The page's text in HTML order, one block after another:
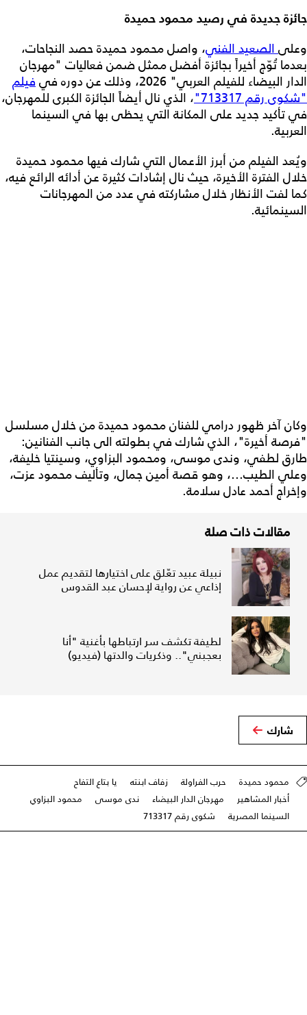
جائزة جديدة في رصيد محمود حميدة
وعلى الصعيد الفني، واصل محمود حميدة حصد النجاحات،
بعدما تُوّج أخيراً بجائزة أفضل ممثل ضمن فعاليات "مهرجان
الدار البيضاء للفيلم العربي" 2026، وذلك عن دوره في
فيلم
"شكوى رقم 713317"
، الذي نال أيضاً الجائزة الكبرى للمهرجان،
في تأكيد جديد على المكانة التي يحظى بها في السينما
العربية.
ويُعد الفيلم من أبرز الأعمال التي شارك فيها محمود حميدة
خلال الفترة الأخيرة، حيث نال إشادات كثيرة عن أدائه الرائع فيه،
كما لفت الأنظار خلال مشاركته في عدد من المهرجانات
السينمائية.
وكان آخر ظهور درامي للفنان محمود حميدة من خلال مسلسل
"فرصة أخيرة"، الذي شارك في بطولته الى جانب الفنانين:
طارق لطفي، وندى موسى، ومحمود البزاوي، وسينتيا خليفة،
وعلي الطيب...، وهو قصة أمين جمال، وتأليف محمود عزت،
وإخراج أحمد عادل سلامة.
مقالات ذات صلة
نبيلة عبيد تعّلق على اختيارها لتقديم عمل
إذاعي عن رواية لإحسان عبد القدوس
لطيفة تكشف سر ارتباطها بأغنية "أنا
بعجبني".. وذكريات والدتها (فيديو)
شارك
محمود حميدة حرب الفراولة زفاف ابنته
يا بتاع التفاح
أخبار المشاهير
مهرجان الدار البيضاء ندى موسى
محمود البزاوي
السينما المصرية
شكوى رقم 713317